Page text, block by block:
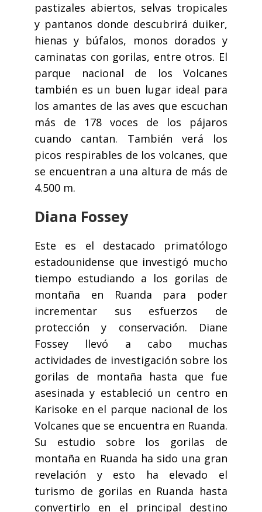
pastizales abiertos, selvas tropicales
y pantanos donde descubrirá duiker,
hienas y búfalos, monos dorados y
caminatas con gorilas, entre otros. El
parque nacional de los Volcanes
también es un buen lugar ideal para
los amantes de las aves que escuchan
más de 178 voces de los pájaros
cuando cantan. También verá los
picos respirables de los volcanes, que
se encuentran a una altura de más de
4.500 m.
Diana Fossey
Este es el destacado primatólogo
estadounidense que investigó mucho
tiempo estudiando a los gorilas de
montaña en Ruanda para poder
incrementar sus esfuerzos de
protección y conservación. Diane
Fossey llevó a cabo muchas
actividades de investigación sobre los
gorilas de montaña hasta que fue
asesinada y estableció un centro en
Karisoke en el parque nacional de los
Volcanes que se encuentra en Ruanda.
Su estudio sobre los gorilas de
montaña en Ruanda ha sido una gran
revelación y esto ha elevado el
turismo de gorilas en Ruanda hasta
convertirlo en el principal destino